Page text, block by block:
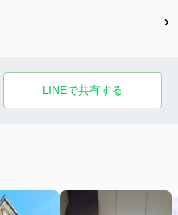
LINEで共有する